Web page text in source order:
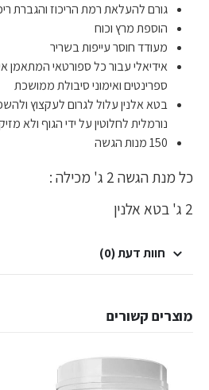
גורם להעלאת רמת הריכוז והגברת
הוספת מרץ וכוח
מעודד חוסר עייפות בשריר
אידיאלי עבור כל ספורטאי המתאמן
ספרינטים ואימוני סיבולת ממושכת
בטא אלנין עלול לגרום לעקצוץ
נורמלית לחלוטין על ידי הגוף ולא
150 מנות הגשה
כל מנת הגשה 2 ג' מכילה :
2 ג' בטא אלנין
חוות דעת (0)
מוצרים קשורים